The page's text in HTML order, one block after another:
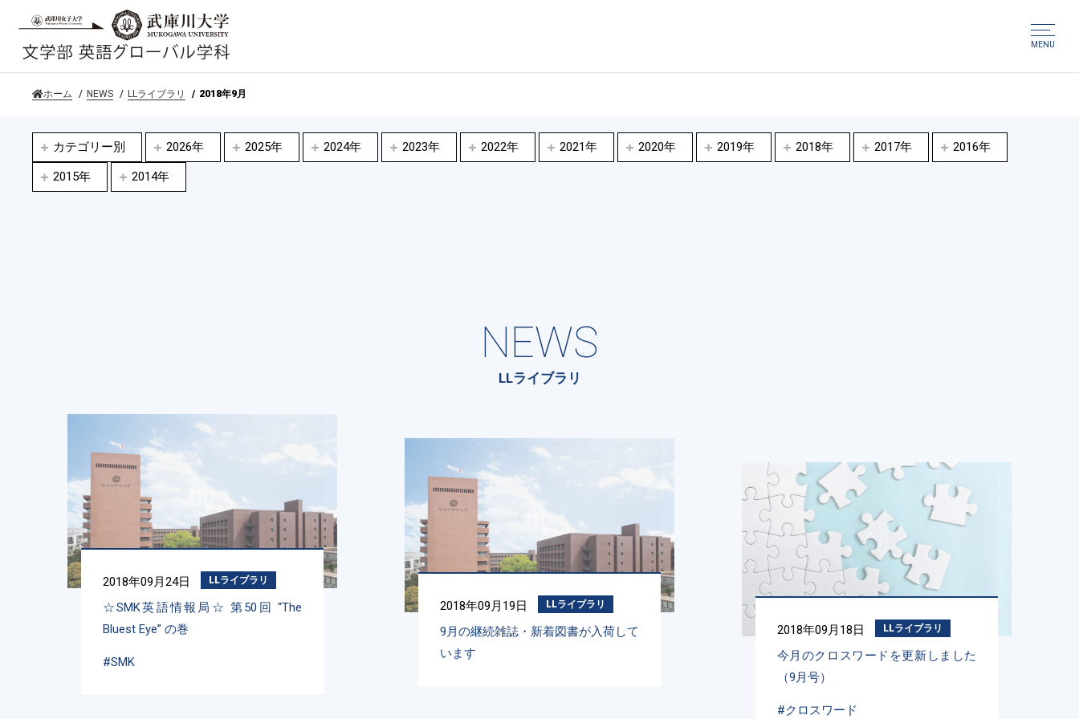
MENU
ホーム NEWS LLライブラリ 2018年9月
カテゴリー別 2026年 2025年 2024年 2023年 2022年 2021年 2020年 2019年 2018年 2017年 2016年
2015年 2014年
NEWS
LLライブラリ
2018年09月24日 LLライブラリ
☆SMK英語情報局☆ 第50回 “The
Bluest Eye” の巻
#SMK
2018年09月19日 LLライブラリ
9月の継続雑誌・新着図書が入荷して
います
2018年09月18日 LLライブラリ
今月のクロスワードを更新しました
（9月号）
#クロスワード